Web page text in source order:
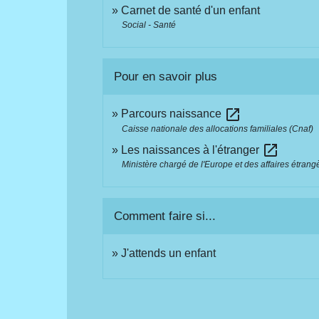
Carnet de santé d'un enfant
Social - Santé
Pour en savoir plus
Parcours naissance open_in_new
Caisse nationale des allocations familiales (Cnaf)
Les naissances à l'étranger open_in_new
Ministère chargé de l'Europe et des affaires
Comment faire si...
J'attends un enfant